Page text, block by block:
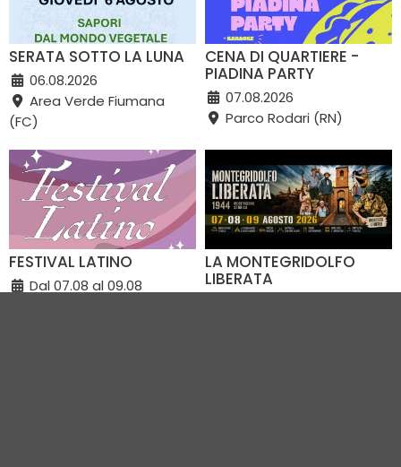
SERATA SOTTO LA LUNA
06.08.2026
Area Verde Fiumana
(FC)
CENA DI QUARTIERE -
PIADINA PARTY
07.08.2026
Parco Rodari (RN)
FESTIVAL LATINO
Dal 07.08 al 09.08
LA MONTEGRIDOLFO
LIBERATA